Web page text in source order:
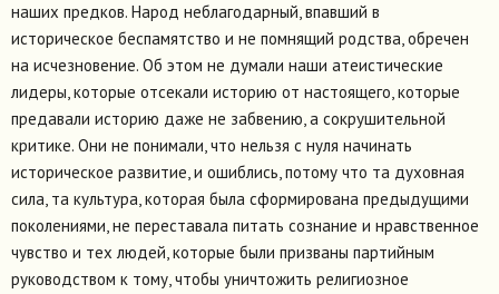
наших предков. Народ неблагодарный, впавший в
историческое беспамятство и не помнящий родства, обречен
на исчезновение. Об этом не думали наши атеистические
лидеры, которые отсекали историю от настоящего, которые
предавали историю даже не забвению, а сокрушительной
критике. Они не понимали, что нельзя с нуля начинать
историческое развитие, и ошиблись, потому что та духовная
сила, та культура, которая была сформирована предыдущими
поколениями, не переставала питать сознание и нравственное
чувство и тех людей, которые были призваны партийным
руководством к тому, чтобы уничтожить религиозное